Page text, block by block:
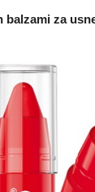
balzami za